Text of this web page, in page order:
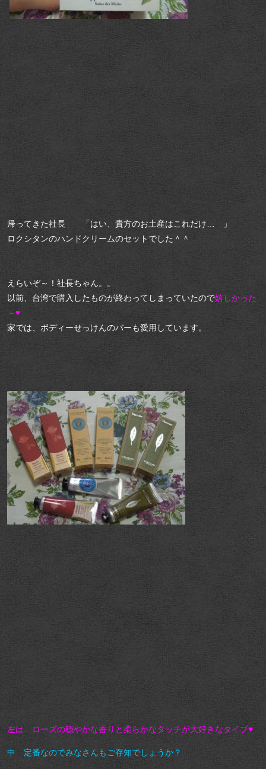
帰ってきた社長 「はい、貴方のお土産はこれだけ… 」
ロクシタンのハンドクリームのセットでした＾＾
えらいぞ～！社長ちゃん。。
以前、台湾で購入したものが終わってしまっていたので嬉しかった
～♥
家では、ボディーせっけんのバーも愛用しています。
左は、ローズの穏やかな香りと柔らかなタッチが大好きなタイプ♥
中 定番なのでみなさんもご存知でしょうか？